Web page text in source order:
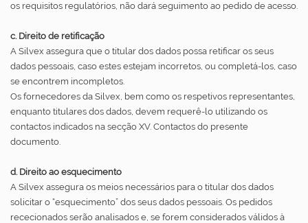
os requisitos regulatórios, não dará seguimento ao pedido de acesso.
c. Direito de retificação
A Silvex assegura que o titular dos dados possa retificar os seus
dados pessoais, caso estes estejam incorretos, ou completá-los, caso
se encontrem incompletos.
Os fornecedores da Silvex, bem como os respetivos representantes,
enquanto titulares dos dados, devem requerê-lo utilizando os
contactos indicados na secção XV. Contactos do presente
documento.
d. Direito ao esquecimento
A Silvex assegura os meios necessários para o titular dos dados
solicitar o “esquecimento” dos seus dados pessoais. Os pedidos
rececionados serão analisados e, se forem considerados válidos à